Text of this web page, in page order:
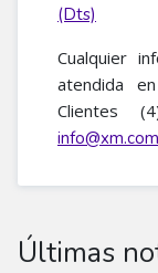
(Dts)
Cualquier
atendida
Clientes
Últimas